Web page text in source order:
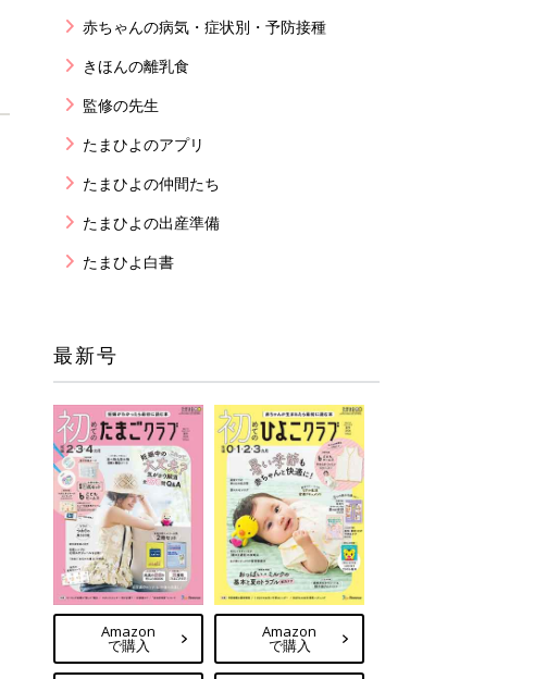
赤ちゃんの病気・症状別・予防接種
きほんの離乳食
監修の先生
たまひよのアプリ
たまひよの仲間たち
たまひよの出産準備
たまひよ白書
最新号
Amazon
で購入
Amazon
で購入